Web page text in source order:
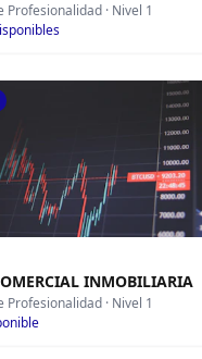
Profesionalidad · Nivel 1
INMOBILIARIA
Profesionalidad · Nivel 1